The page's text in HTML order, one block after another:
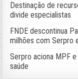
Destinação de
divide especialistas
FNDE descontinua
milhões com Serpro
Serpro aciona MPF
saúde